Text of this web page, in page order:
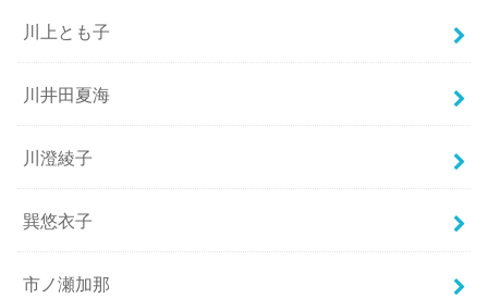
川上とも子
川井田夏海
川澄綾子
巽悠衣子
市ノ瀬加那